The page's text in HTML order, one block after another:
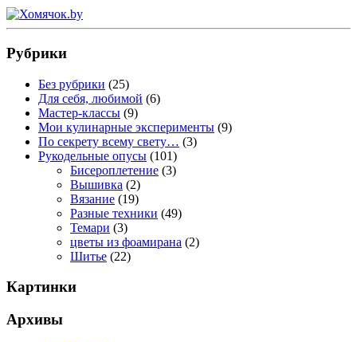
Рубрики
Без рубрики (25)
Для себя, любимой (6)
Мастер-классы (9)
Мои кулинарные эксперименты (9)
По секрету всему свету… (3)
Рукодельные опусы (101)
Бисероплетение (3)
Вышивка (2)
Вязание (19)
Разные техники (49)
Темари (3)
цветы из фоамирана (2)
Шитье (22)
Картинки
Архивы